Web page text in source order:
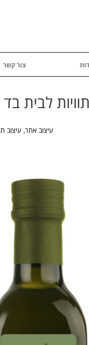
צור קשר
לבית
עיצוב אתר, עיצוב